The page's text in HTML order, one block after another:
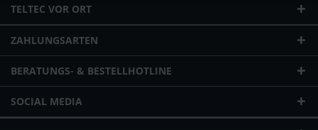
TELTEC VOR ORT
ZAHLUNGSARTEN
BERATUNGS- & BESTELLHOTLINE
SOCIAL MEDIA